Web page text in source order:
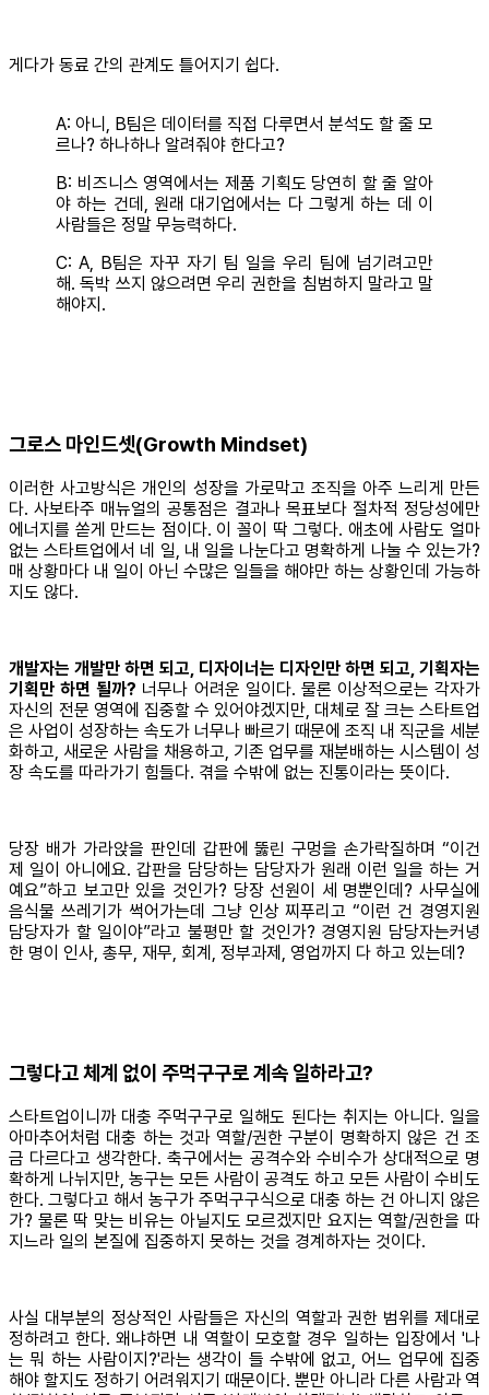
게다가 동료 간의 관계도 틀어지기 쉽다.
A: 아니, B팀은 데이터를 직접 다루면서 분석도 할 줄 모
르나? 하나하나 알려줘야 한다고?
B: 비즈니스 영역에서는 제품 기획도 당연히 할 줄 알아
야 하는 건데, 원래 대기업에서는 다 그렇게 하는 데 이
사람들은 정말 무능력하다.
C: A, B팀은 자꾸 자기 팀 일을 우리 팀에 넘기려고만
해. 독박 쓰지 않으려면 우리 권한을 침범하지 말라고 말
해야지.
그로스 마인드셋(Growth Mindset)
이러한 사고방식은 개인의 성장을 가로막고 조직을 아주 느리게 만든
다. 사보타주 매뉴얼의 공통점은 결과나 목표보다 절차적 정당성에만
에너지를 쏟게 만드는 점이다. 이 꼴이 딱 그렇다. 애초에 사람도 얼마
없는 스타트업에서 네 일, 내 일을 나눈다고 명확하게 나눌 수 있는가?
매 상황마다 내 일이 아닌 수많은 일들을 해야만 하는 상황인데 가능하
지도 않다.
개발자는 개발만 하면 되고, 디자이너는 디자인만 하면 되고, 기획자는
기획만 하면 될까? 너무나 어려운 일이다. 물론 이상적으로는 각자가
자신의 전문 영역에 집중할 수 있어야겠지만, 대체로 잘 크는 스타트업
은 사업이 성장하는 속도가 너무나 빠르기 때문에 조직 내 직군을 세분
화하고, 새로운 사람을 채용하고, 기존 업무를 재분배하는 시스템이 성
장 속도를 따라가기 힘들다. 겪을 수밖에 없는 진통이라는 뜻이다.
당장 배가 가라앉을 판인데 갑판에 뚫린 구멍을 손가락질하며 “이건
제 일이 아니에요. 갑판을 담당하는 담당자가 원래 이런 일을 하는 거
예요”하고 보고만 있을 것인가? 당장 선원이 세 명뿐인데? 사무실에
음식물 쓰레기가 썩어가는데 그냥 인상 찌푸리고 “이런 건 경영지원
담당자가 할 일이야”라고 불평만 할 것인가? 경영지원 담당자는커녕
한 명이 인사, 총무, 재무, 회계, 정부과제, 영업까지 다 하고 있는데?
그렇다고 체계 없이 주먹구구로 계속 일하라고?
스타트업이니까 대충 주먹구구로 일해도 된다는 취지는 아니다. 일을
아마추어처럼 대충 하는 것과 역할/권한 구분이 명확하지 않은 건 조
금 다르다고 생각한다. 축구에서는 공격수와 수비수가 상대적으로 명
확하게 나뉘지만, 농구는 모든 사람이 공격도 하고 모든 사람이 수비도
한다. 그렇다고 해서 농구가 주먹구구식으로 대충 하는 건 아니지 않은
가? 물론 딱 맞는 비유는 아닐지도 모르겠지만 요지는 역할/권한을 따
지느라 일의 본질에 집중하지 못하는 것을 경계하자는 것이다.
사실 대부분의 정상적인 사람들은 자신의 역할과 권한 범위를 제대로
정하려고 한다. 왜냐하면 내 역할이 모호할 경우 일하는 입장에서 '나
는 뭐 하는 사람이지?'라는 생각이 들 수밖에 없고, 어느 업무에 집중
해야 할지도 정하기 어려워지기 때문이다. 뿐만 아니라 다른 사람과 역